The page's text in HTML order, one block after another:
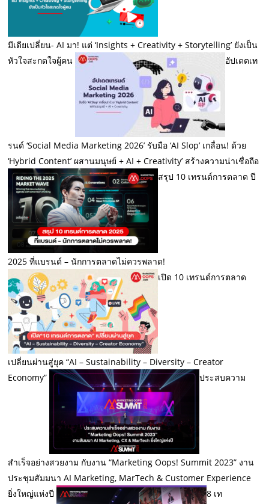
มีเดียเปลี่ยน- AI มา! แต่ ‘Insights + Creativity + Storytelling’ ยังเป็น
หัวใจสะกดใจผู้คน
อัปเดตเท
รนด์ ‘Social Media Marketing 2026’ รับมือ ‘AI Slop’ เกลื่อน! ด้วย
‘Hybrid Content’ ผสานมนุษย์ + AI + Creativity’ สร้างความน่าเชื่อถือ
สรุป 10 เทรนด์การตลาด ปี
2025 ที่แบรนด์ – นักการตลาดไม่ควรพลาด!
เปิด 10 เทรนด์การตลาด
เปลี่ยนผ่านสู่ยุค “AI – Sustainability – Diversity – Creator
Economy”
ประสบความ
สำเร็จอย่างสวยงาม กับงาน “Marketing Oops! Summit 2023” งาน
ประชุมสัมมนา AI Marketing, MarTech & Customer Experience
ยิ่งใหญ่แห่งปี
8 เท